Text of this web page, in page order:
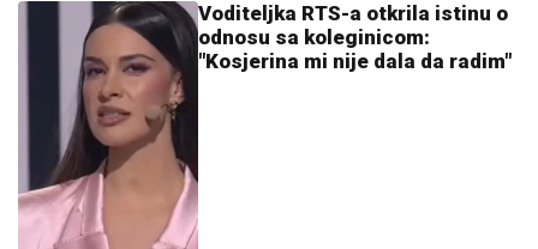
Voditeljka RTS-a otkrila istinu o
odnosu sa koleginicom:
"Kosjerina mi nije dala da radim"